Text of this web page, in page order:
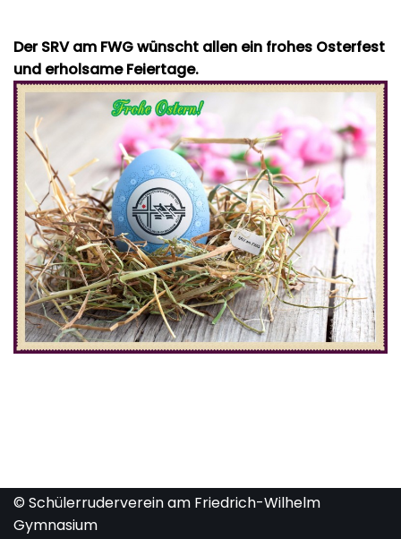
Der SRV am FWG wünscht allen ein frohes Osterfest
und erholsame Feiertage.
© Schülerruderverein am Friedrich-Wilhelm
Gymnasium